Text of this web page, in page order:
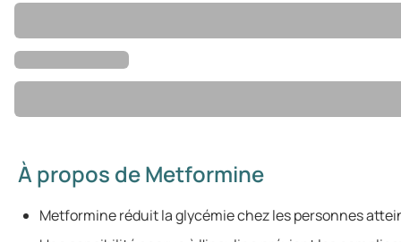
À propos de Metformine
Metformine réduit la glycémie chez les personnes